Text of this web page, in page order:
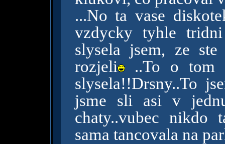
...No ta vase
vzdycky tyhle
slysela jsem, ze
rozjeli ..To o tom
slysela!!Drsny..To
jsme sli asi v
chaty..vubec nikdo
sama tancovala na